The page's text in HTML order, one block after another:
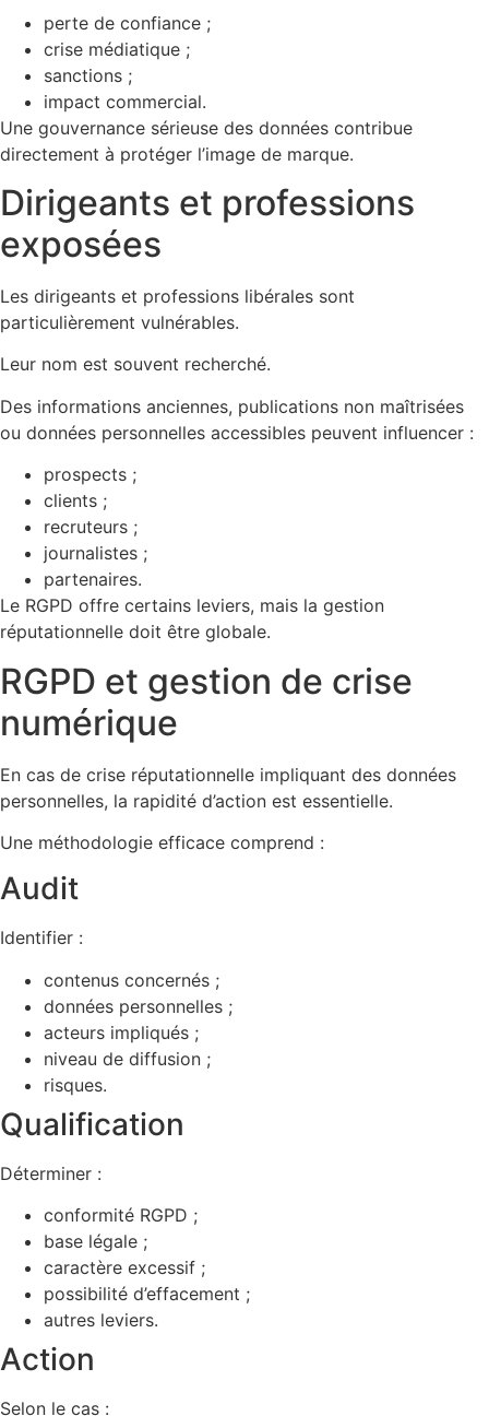
perte de confiance ;
crise médiatique ;
sanctions ;
impact commercial.
Une gouvernance sérieuse des données contribue
directement à protéger l’image de marque.
Dirigeants et professions
exposées
Les dirigeants et professions libérales sont
particulièrement vulnérables.
Leur nom est souvent recherché.
Des informations anciennes, publications non maîtrisées
ou données personnelles accessibles peuvent influencer :
prospects ;
clients ;
recruteurs ;
journalistes ;
partenaires.
Le RGPD offre certains leviers, mais la gestion
réputationnelle doit être globale.
RGPD et gestion de crise
numérique
En cas de crise réputationnelle impliquant des données
personnelles, la rapidité d’action est essentielle.
Une méthodologie efficace comprend :
Audit
Identifier :
contenus concernés ;
données personnelles ;
acteurs impliqués ;
niveau de diffusion ;
risques.
Qualification
Déterminer :
conformité RGPD ;
base légale ;
caractère excessif ;
possibilité d’effacement ;
autres leviers.
Action
Selon le cas :